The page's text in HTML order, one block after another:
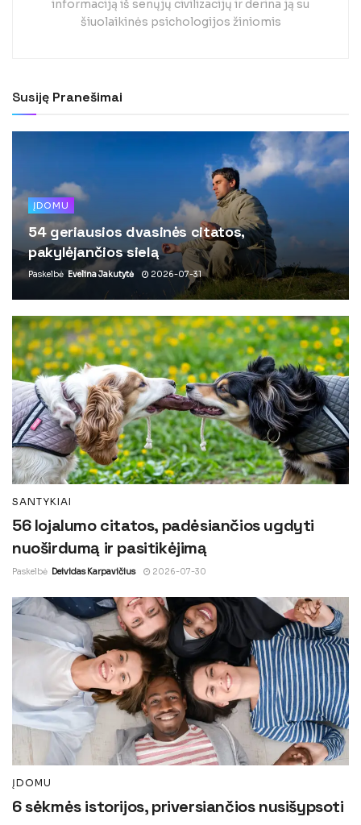
informaciją iš senųjų civilizacijų ir derina ją su
šiuolaikinės psichologijos žiniomis
Susiję Pranešimai
ĮDOMU
54 geriausios dvasinės citatos,
pakylėjančios sielą
Paskelbė Evelina Jakutytė 2026-07-31
SANTYKIAI
56 lojalumo citatos, padėsiančios ugdyti
nuoširdumą ir pasitikėjimą
Paskelbė Deividas Karpavičius 2026-07-30
ĮDOMU
6 sėkmės istorijos, priversiančios nusišypsoti